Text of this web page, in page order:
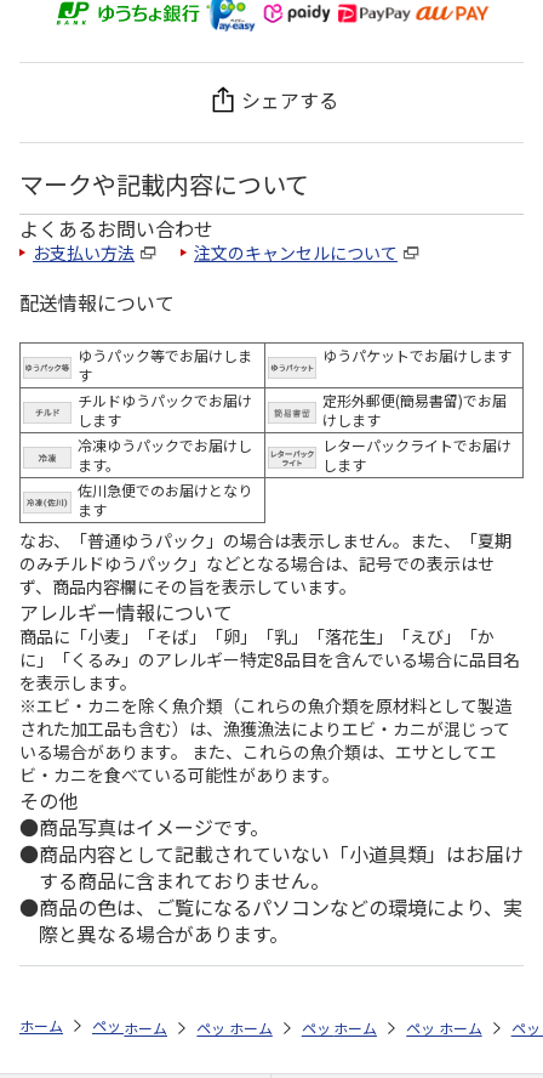
シェアする
マークや記載内容について
よくあるお問い合わせ
お支払い方法 注文のキャンセルについて
配送情報について
ゆうパック等でお届けしま
す
ゆうパケットでお届けします
チルドゆうパックでお届け
します
定形外郵便(簡易書留)でお届
けします
冷凍ゆうパックでお届けし
ます。
レターパックライトでお届け
します
佐川急便でのお届けとなり
ます
なお、「普通ゆうパック」の場合は表示しません。また、「夏期
のみチルドゆうパック」などとなる場合は、記号での表示はせ
ず、商品内容欄にその旨を表示しています。
アレルギー情報について
商品に「小麦」「そば」「卵」「乳」「落花生」「えび」「か
に」「くるみ」のアレルギー特定8品目を含んでいる場合に品目名
を表示します。
※エビ・カニを除く魚介類（これらの魚介類を原材料として製造
された加工品も含む）は、漁獲漁法によりエビ・カニが混じって
いる場合があります。 また、これらの魚介類は、エサとしてエ
ビ・カニを食べている可能性があります。
その他
商品写真はイメージです。
商品内容として記載されていない「小道具類」はお届け
する商品に含まれておりません。
商品の色は、ご覧になるパソコンなどの環境により、実
際と異なる場合があります。
ホーム ペットストア ケージ・飼育その他用品 餌やり・水やり用品
ホーム ペットストア ケージ・飼育その他用品 餌
ホーム ペットストア ケージ・飼育その
ホーム ペットストア ケ
ホーム ペ